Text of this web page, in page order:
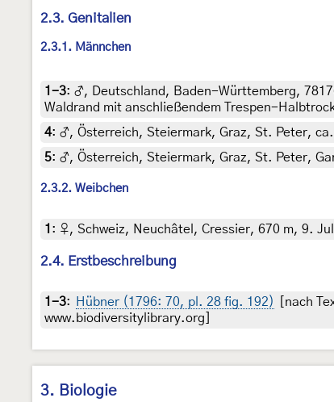
2.3. Genitalien
2.3.1. Männchen
1-3: ♂, Deutschland, Baden-Württemberg,
Waldrand mit anschließendem Trespen-
4: ♂, Österreich, Steiermark, Graz, St. Peter,
5: ♂, Österreich, Steiermark, Graz, St. Peter,
2.3.2. Weibchen
1 : ♀, Schweiz, Neuchâtel, Cressier, 670 m, 9.
2.4. Erstbeschreibung
1-3: Hübner (1796: 70, pl. 28 fig. 192)
[nach
www.biodiversitylibrary.org]
3. Biologie